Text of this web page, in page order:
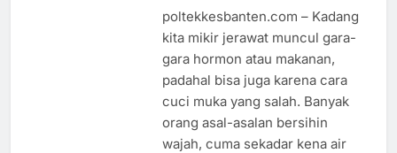
poltekkesbanten.com – Kadang
kita mikir jerawat muncul gara-
gara hormon atau makanan,
padahal bisa juga karena cara
cuci muka yang salah. Banyak
orang asal-asalan bersihin
wajah, cuma sekadar kena air